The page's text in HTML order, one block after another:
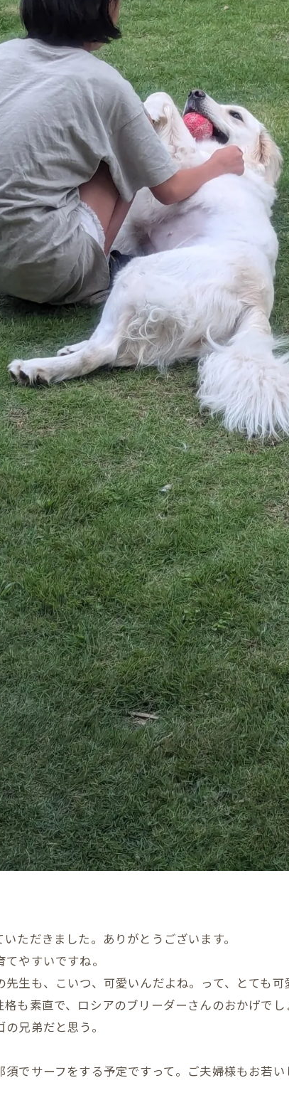
ただきました。ありがとうございます。
やすいですね。
生も、こいつ、可愛いんだよね。って、とても可
も素直で、ロシアのブリーダーさんのおかげでし
兄弟だと思う。
でサーフをする予定ですって。ご夫婦様もお若